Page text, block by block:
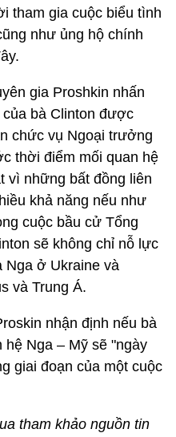
tham gia cuộc biểu tình
như ủng hộ chính
gia Proshkin nhấn
bà Clinton được
chức vụ Ngoại trưởng
thời điểm mối quan hệ
vì những bất đồng liên
khả năng nếu như
cuộc bầu cử Tổng
sẽ không chỉ nỗ lực
Nga ở Ukraine và
và Trung Á.
nhận định nếu bà
Nga – Mỹ sẽ "ngày
giai đoạn của một cuộc
tham khảo nguồn tin